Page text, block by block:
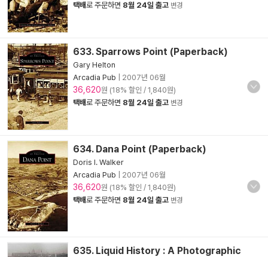
택배로 주문하면 8월 24일 출고 변경
633. Sparrows Point (Paperback)
Gary Helton
Arcadia Pub
2007년 06월
36,620원 (18% 할인 / 1,840원)
택배로 주문하면 8월 24일 출고 변경
634. Dana Point (Paperback)
Doris I. Walker
Arcadia Pub
2007년 06월
36,620원 (18% 할인 / 1,840원)
택배로 주문하면 8월 24일 출고 변경
635. Liquid History : A Photographic